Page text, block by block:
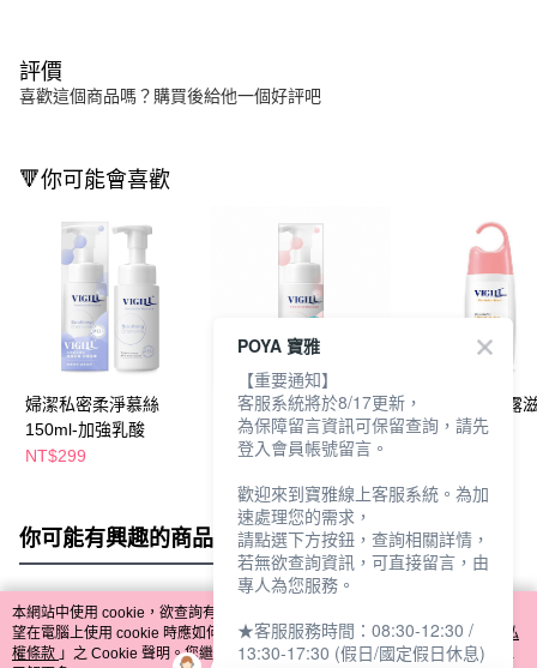
評價
喜歡這個商品嗎？購買後給他一個好評吧
🔻你可能會喜歡
婦潔私密柔淨慕絲
150ml-加強乳酸
NT$299
婦潔私密柔淨慕絲
150ml-鼠尾草精油香
NT$239
婦潔私密沐浴露
白 220ml
你可能有興趣的商品 全站排行
熱門標籤
本網站中使用 cookie，欲查詢有關本網站使用 cookie 方式之詳情，及若您不希
望在電腦上使用 cookie 時應如何變更電腦的 cookie 設定，請參閱本網站「
隱私
權條款 」之 Cookie 聲明。您繼續使用本網站即表示您同意本公司得按本網站使
POYA 寶雅
【重要通知】
客服系統將於8/17更新，
為保障留言資訊可保留查詢，請先
登入會員帳號留言。
歡迎來到寶雅線上客服系統。為加
速處理您的需求，
請點選下方按鈕，查詢相關詳情，
若無欲查詢資訊，可直接留言，由
專人為您服務。
★客服服務時間：08:30-12:30 /
13:30-17:30 (假日/國定假日休息)